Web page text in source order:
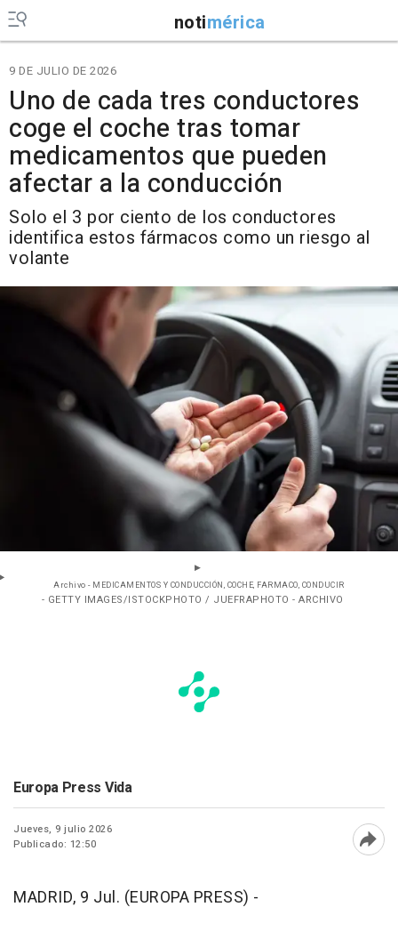
notimérica
9 DE JULIO DE 2026
Uno de cada tres conductores
coge el coche tras tomar
medicamentos que pueden
afectar a la conducción
Solo el 3 por ciento de los conductores
identifica estos fármacos como un riesgo al
volante
Archivo - MEDICAMENTOS Y CONDUCCIÓN, COCHE, FARMACO, CONDUCIR
- GETTY IMAGES/ISTOCKPHOTO / JUEFRAPHOTO - ARCHIVO
Europa Press Vida
Jueves, 9 julio 2026
Publicado: 12:50
MADRID, 9 Jul. (EUROPA PRESS) -